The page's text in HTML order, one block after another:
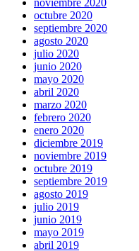
noviembre 2020
octubre 2020
septiembre 2020
agosto 2020
julio 2020
junio 2020
mayo 2020
abril 2020
marzo 2020
febrero 2020
enero 2020
diciembre 2019
noviembre 2019
octubre 2019
septiembre 2019
agosto 2019
julio 2019
junio 2019
mayo 2019
abril 2019